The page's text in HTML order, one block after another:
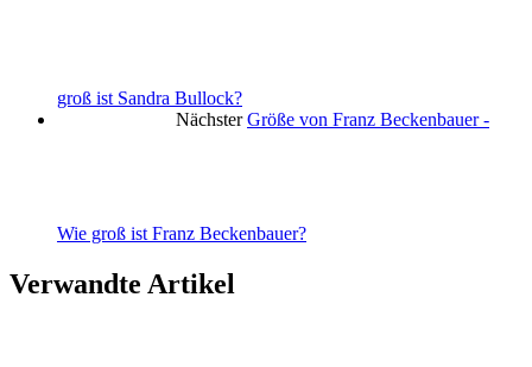
groß ist Sandra Bullock?
Nächster Größe von Franz Beckenbauer -
Wie groß ist Franz Beckenbauer?
Verwandte Artikel